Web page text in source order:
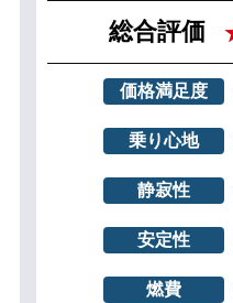
総合評価
価格満足度
乗り心地
静寂性
安定性
燃費